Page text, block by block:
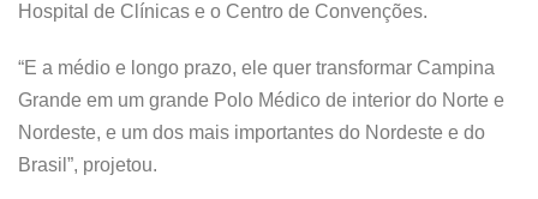
Hospital de Clínicas e o Centro de Convenções.
“E a médio e longo prazo, ele quer transformar Campina
Grande em um grande Polo Médico de interior do Norte e
Nordeste, e um dos mais importantes do Nordeste e do
Brasil”, projetou.